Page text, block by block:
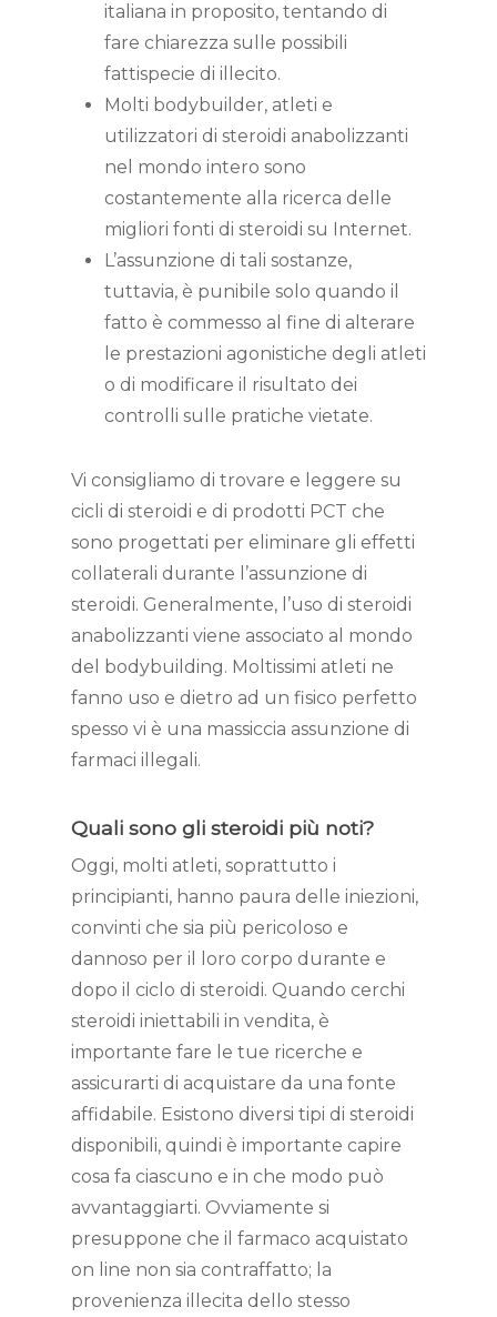
italiana in proposito, tentando di
fare chiarezza sulle possibili
fattispecie di illecito.
Molti bodybuilder, atleti e
utilizzatori di steroidi anabolizzanti
nel mondo intero sono
costantemente alla ricerca delle
migliori fonti di steroidi su Internet.
L’assunzione di tali sostanze,
tuttavia, è punibile solo quando il
fatto è commesso al fine di alterare
le prestazioni agonistiche degli atleti
o di modificare il risultato dei
controlli sulle pratiche vietate.
Vi consigliamo di trovare e leggere su
cicli di steroidi e di prodotti PCT che
sono progettati per eliminare gli effetti
collaterali durante l’assunzione di
steroidi. Generalmente, l’uso di steroidi
anabolizzanti viene associato al mondo
del bodybuilding. Moltissimi atleti ne
fanno uso e dietro ad un fisico perfetto
spesso vi è una massiccia assunzione di
farmaci illegali.
Quali sono gli steroidi più noti?
Oggi, molti atleti, soprattutto i
principianti, hanno paura delle iniezioni,
convinti che sia più pericoloso e
dannoso per il loro corpo durante e
dopo il ciclo di steroidi. Quando cerchi
steroidi iniettabili in vendita, è
importante fare le tue ricerche e
assicurarti di acquistare da una fonte
affidabile. Esistono diversi tipi di steroidi
disponibili, quindi è importante capire
cosa fa ciascuno e in che modo può
avvantaggiarti. Ovviamente si
presuppone che il farmaco acquistato
on line non sia contraffatto; la
provenienza illecita dello stesso